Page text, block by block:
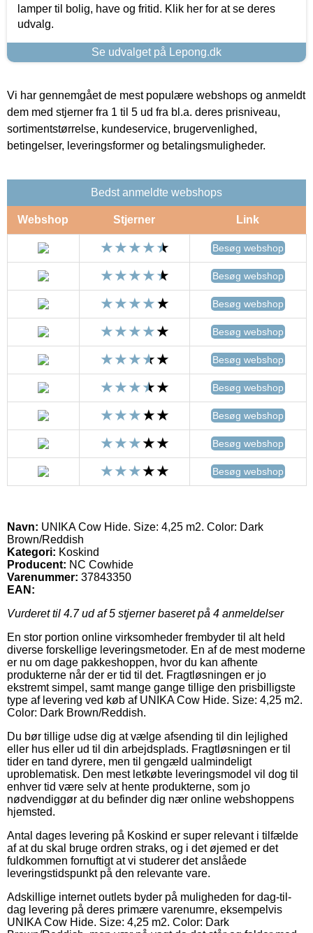
lamper til bolig, have og fritid. Klik her for at se deres
udvalg.
Se udvalget på Lepong.dk
Vi har gennemgået de mest populære webshops og anmeldt
dem med stjerner fra 1 til 5 ud fra bl.a. deres prisniveau,
sortimentstørrelse, kundeservice, brugervenlighed,
betingelser, leveringsformer og betalingsmuligheder.
Bedst anmeldte webshops
Webshop Stjerner Link
Besøg webshop
Besøg webshop
Besøg webshop
Besøg webshop
Besøg webshop
Besøg webshop
Besøg webshop
Besøg webshop
Besøg webshop
Navn: UNIKA Cow Hide. Size: 4,25 m2. Color: Dark
Brown/Reddish
Kategori: Koskind
Producent: NC Cowhide
Varenummer: 37843350
EAN:
Vurderet til 4.7ud af 5 stjerner baseret på 4 anmeldelser
En stor portion online virksomheder frembyder til alt held
diverse forskellige leveringsmetoder. En af de mest moderne
er nu om dage pakkeshoppen, hvor du kan afhente
produkterne når der er tid til det. Fragtløsningen er jo
ekstremt simpel, samt mange gange tillige den prisbilligste
type af levering ved køb af UNIKA Cow Hide. Size: 4,25 m2.
Color: Dark Brown/Reddish.
Du bør tillige udse dig at vælge afsending til din lejlighed
eller hus eller ud til din arbejdsplads. Fragtløsningen er til
tider en tand dyrere, men til gengæld ualmindeligt
uproblematisk. Den mest letkøbte leveringsmodel vil dog til
enhver tid være selv at hente produkterne, som jo
nødvendiggør at du befinder dig nær online webshoppens
hjemsted.
Antal dages levering på Koskind er super relevant i tilfælde
af at du skal bruge ordren straks, og i det øjemed er det
fuldkommen fornuftigt at vi studerer det anslåede
leveringstidspunkt på den relevante vare.
Adskillige internet outlets byder på muligheden for dag-til-
dag levering på deres primære varenumre, eksempelvis
UNIKA Cow Hide. Size: 4,25 m2. Color: Dark